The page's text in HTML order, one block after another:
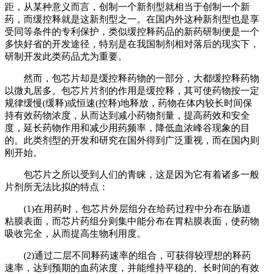
距，从某种意义而言，创制一个新剂型就相当于创制一个新
药，而缓控释就是这新剂型之一。在国内外这种新剂型也是享
受同等条件的专利保护，类似缓控释药品的新药研制便是一个
多快好省的开发途径，特别是在我国制剂相对落后的现实下，
研制开发此类药品尤为重要。
然而，包芯片却是缓控释药物的一部分，大都缓控释药物
以微丸居多。包芯片片剂的作用是缓控释，其可使药物按一定
规律缓慢(缓释)或恒速(控释)地释放，药物在体内较长时间保
持有效药物浓度，从而达到减小药物剂量，提高药效和安全
度，延长药物作用和减少用药频率，降低血浓峰谷现象的目
的。此类剂型的开发和研究在国外得到广泛重视，而在国内则
刚开始。
包芯片之所以受到人们的青睐，这是因为它有着诸多一般
片剂所无法比拟的特点：
(1)在用药时，包芯片外层组分在给药过程中分布在肠道
粘膜表面，而芯片药组分则集中能分布在胃粘膜表面，使药物
吸收完全，从而提高生物利用度。
(2)通过二层不同释药速率的组合，可获得较理想的释药
速率，达到预期的血药浓度，并能维持平稳的、长时间的有效